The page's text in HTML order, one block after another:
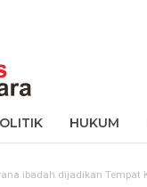
HUKUM
ibadah dijadikan Tempat